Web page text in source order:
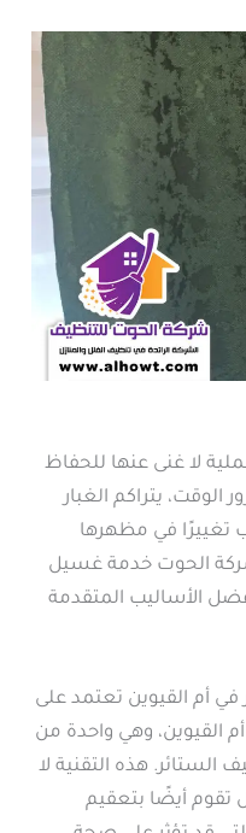
لا غنى عنها للحفاظ
يتراكم الغبار
تغييرًا في مظهرها
الحوت خدمة غسيل
الأساليب المتقدمة
أم القيوين تعتمد على
القيوين، وهي واحدة من
الستائر. هذه التقنية لا
تقوم أيضًا بتعقيم